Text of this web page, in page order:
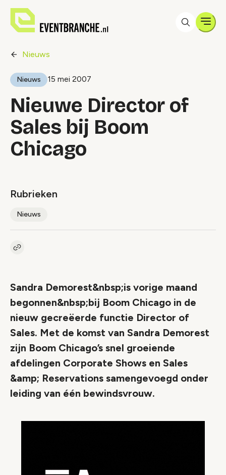
Nieuws
Nieuws 15 mei 2007
Nieuwe Director of
Sales bij Boom
Chicago
Rubrieken
Nieuws
Kopieer link naar artikel
Sandra Demorest&nbsp;is vorige maand
begonnen&nbsp;bij Boom Chicago in de
nieuw gecreëerde functie Director of
Sales. Met de komst van Sandra Demorest
zijn Boom Chicago’s snel groeiende
afdelingen Corporate Shows en Sales
&amp; Reservations samengevoegd onder
leiding van één bewindsvrouw.